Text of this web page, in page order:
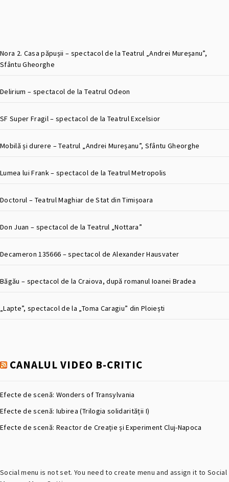
Nora 2. Casa păpușii – spectacol de la Teatrul „Andrei Mureșanu”,
Sfântu Gheorghe
Delirium – spectacol de la Teatrul Odeon
SF Super Fragil – spectacol de la Teatrul Excelsior
Mobilă și durere – Teatrul „Andrei Mureșanu”, Sfântu Gheorghe
Lumea lui Frank – spectacol de la Teatrul Metropolis
Doctorul – Teatrul Maghiar de Stat din Timișoara
Don Juan – spectacol de la Teatrul „Nottara”
Decameron 135666 – spectacol de Alexander Hausvater
Băgău – spectacol de la Craiova, după romanul Ioanei Bradea
„Lapte”, spectacol de la „Toma Caragiu” din Ploiești
CANALUL VIDEO B-CRITIC
Efecte de scenă: Wonders of Transylvania
Efecte de scenă: Iubirea (Trilogia solidarității I)
Efecte de scenă: Reactor de Creație și Experiment Cluj-Napoca
Social menu is not set. You need to create menu and assign it to Social